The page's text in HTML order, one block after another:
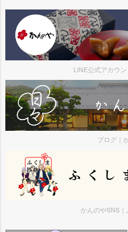
LINE公式アカウ
ブログ｜
かんのやSNS